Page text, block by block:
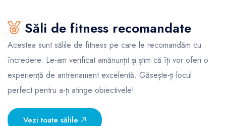
Săli de fitness recomandate
Acestea sunt sălile de fitness pe care le recomandăm cu
încredere. Le-am verificat amănunțit și știm că îți vor oferi o
experiență de antrenament excelentă. Găsește-ți locul
perfect pentru a-ți atinge obiectivele!
Vezi toate sălile